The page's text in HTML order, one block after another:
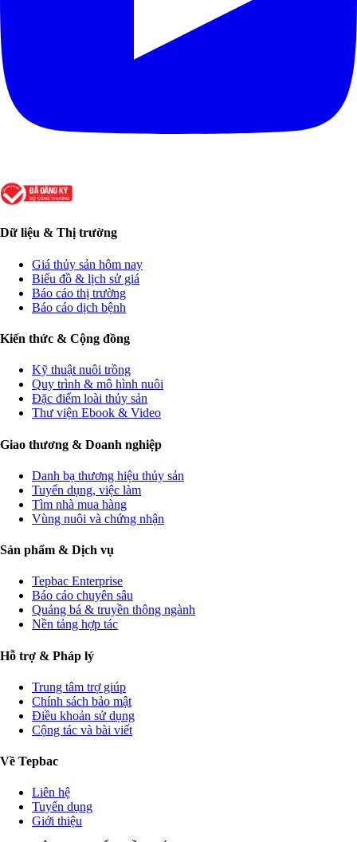
Dữ liệu & Thị trường
Giá thủy sản hôm nay
Biểu đồ & lịch sử giá
Báo cáo thị trường
Báo cáo dịch bệnh
Kiến thức & Cộng đồng
Kỹ thuật nuôi trồng
Quy trình & mô hình nuôi
Đặc điểm loài thủy sản
Thư viện Ebook & Video
Giao thương & Doanh nghiệp
Danh bạ thương hiệu thủy sản
Tuyển dụng, việc làm
Tìm nhà mua hàng
Vùng nuôi và chứng nhận
Sản phẩm & Dịch vụ
Tepbac Enterprise
Báo cáo chuyên sâu
Quảng bá & truyền thông ngành
Nền tảng hợp tác
Hỗ trợ & Pháp lý
Trung tâm trợ giúp
Chính sách bảo mật
Điều khoản sử dụng
Cộng tác và bài viết
Về Tepbac
Liên hệ
Tuyển dụng
Giới thiệu